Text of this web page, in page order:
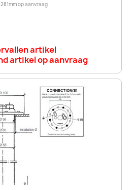
op aanvraag
artikel
artikel op aanvraag